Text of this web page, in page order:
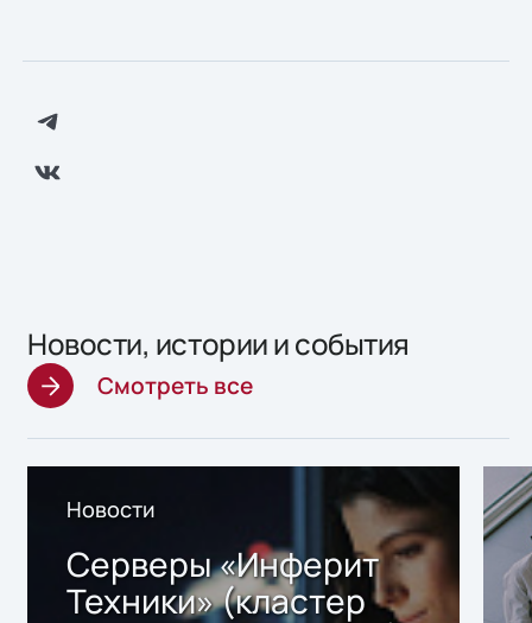
Новости, истории и события
Смотреть все
Новости
Серверы «Инферит
Техники» (кластер